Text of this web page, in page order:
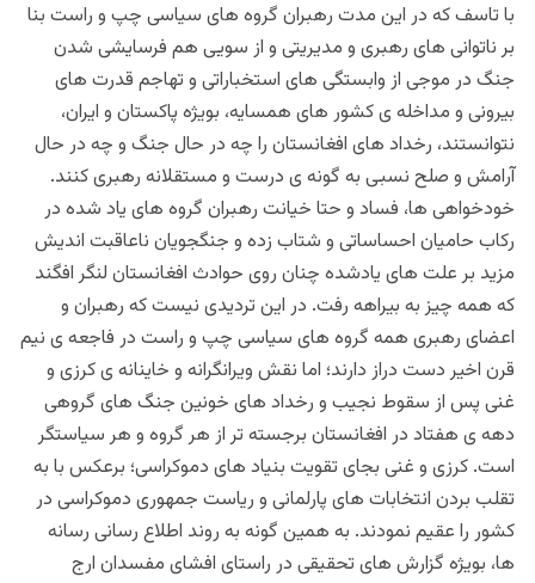
با تاسف که در این مدت رهبران گروه های سیاسی چپ و راست بنا
بر ناتوانی های رهبری و مدیریتی و از سویی هم فرسایشی شدن
جنگ در موجی از وابستگی های استخباراتی و تهاجم قدرت های
بیرونی و مداخله ی کشور های همسایه، بویژه پاکستان و ایران،
نتوانستند، رخداد های افغانستان را چه در حال جنگ و چه در حال
آرامش و صلح نسبی به گونه ی درست و مستقلانه رهبری کنند.
خودخواهی ها، فساد و حتا خیانت رهبران گروه های یاد شده در
رکاب حامیان احساساتی و شتاب زده و جنگجویان ناعاقبت اندیش
مزید بر علت های یادشده چنان روی حوادث افغانستان لنگر افگند
که همه چیز به بیراهه رفت. در این تردیدی نیست که رهبران و
اعضای رهبری همه گروه های سیاسی چپ و راست در فاجعه ی نیم
قرن اخیر دست دراز دارند؛ اما نقش ویرانگرانه و خاینانه ی کرزی و
غنی پس از سقوط نجیب و رخداد های خونین جنگ های گروهی
دهه ی هفتاد در افغانستان برجسته تر از هر گروه و هر سیاستگر
است. کرزی و غنی بجای تقویت بنیاد های دموکراسی؛ برعکس با به
تقلب بردن انتخابات های پارلمانی و ریاست جمهوری دموکراسی در
کشور را عقیم نمودند. به همین گونه به روند اطلاع رسانی رسانه
ها، بویژه گزارش های تحقیقی در راستای افشای مفسدان ارج